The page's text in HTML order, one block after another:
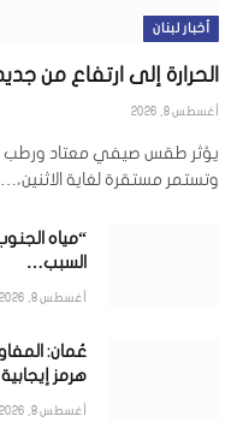
أخبار لبنان
الحرارة إلى ارتفاع من
أغسطس 8, 2026
يؤثر طقس صيفي معتاد ورطب
وتستمر مستقرة لغاية الاثنين،…
“مياه
السبب…
أغسطس 8, 2026
عُمان:
هرمز
أغسطس 8, 2026